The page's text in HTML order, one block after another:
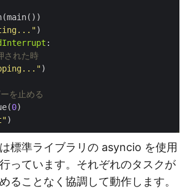
れた時
を止める
0
標準ライブラリの asyncio を使用
っています。それぞれのタスクが
ることなく協調して動作します。